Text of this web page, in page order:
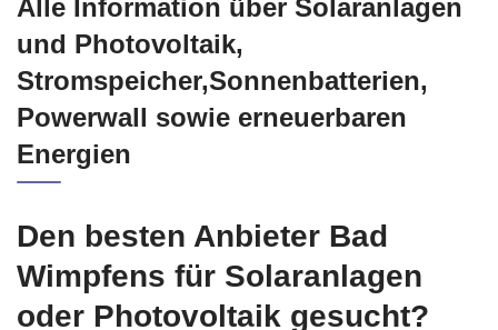
Alle Information über Solaranlagen
und Photovoltaik,
Stromspeicher,Sonnenbatterien,
Powerwall sowie erneuerbaren
Den besten Anbieter Bad